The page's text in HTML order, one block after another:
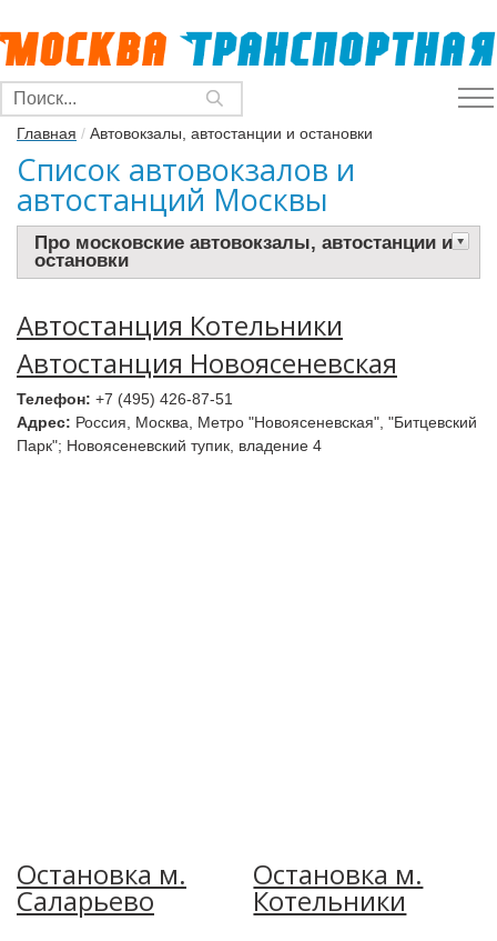
Главная / Автовокзалы, автостанции и остановки
Список автовокзалов и
автостанций Москвы
Про московские автовокзалы, автостанции и
остановки
Автостанция Котельники
Автостанция Новоясеневская
Телефон: +7 (495) 426-87-51
Адрес: Россия, Москва, Метро "Новоясеневская", "Битцевский
Парк"; Новоясеневский тупик, владение 4
Остановка м.
Саларьево
Остановка м.
Котельники